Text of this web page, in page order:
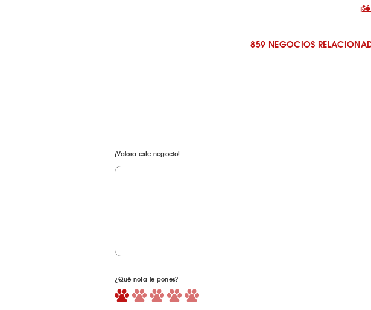
859 NEGOCIOS
¡Valora este negocio!
¿Qué nota le pones?